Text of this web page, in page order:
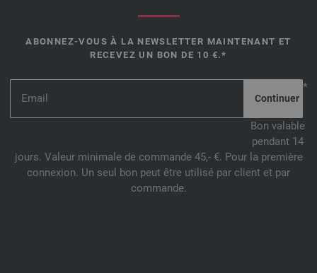
ABONNEZ-VOUS À LA NEWSLETTER MAINTENANT ET
RECEVEZ UN BON DE 10 €.*
*
Bon valable
pendant 14
jours. Valeur minimale de commande 45,- €. Pour la première
connexion. Un seul bon peut être utilisé par client et par
commande.